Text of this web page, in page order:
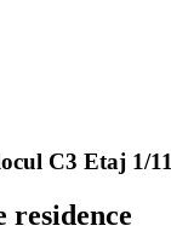
C3 Etaj 1/11
residence